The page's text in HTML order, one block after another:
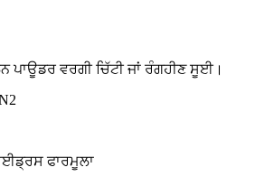
ਪਾਊਡਰ ਵਰਗੀ ਚਿੱਟੀ ਜਾਂ ਰੰਗਹੀਣ ਸੂਈ।